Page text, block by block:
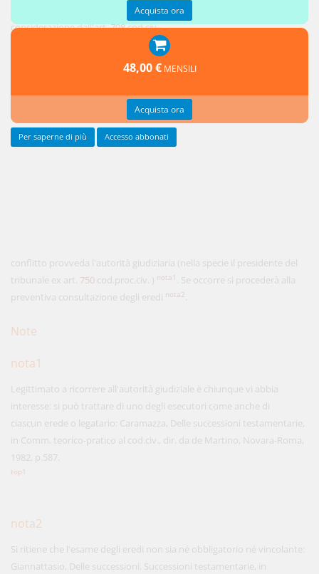
compimento di un atto attinente al proprio ufficio è assunta in
considerazione dall'art.708cod.civ. .
che a
conflitto provveda l'autorità giudiziaria (nella specie il presidente del
tribunale ex art. 750 cod.proc.civ. ) nota1
. Se occorre si procederà alla
preventiva consultazione degli eredi nota2
Note
nota1
Legittimato a ricorrere all'autorità giudiziale è chiunque vi abbia
interesse: si può trattare di uno degli esecutori come anche di
ciascun erede o legatario: Caramazza, Delle successioni testamentarie,
in Comm. teorico-pratico al cod.civ., dir. da de Martino, Novara-Roma,
1982, p.587.
top1
nota2
Si ritiene che l'esame degli eredi non sia né obbligatorio né vincolante:
Giannattasio, Delle successioni. Successioni testamentarie, in
Acquista ora
48,00 € MENSILI
Acquista ora
Per saperne di più Accesso abbonati